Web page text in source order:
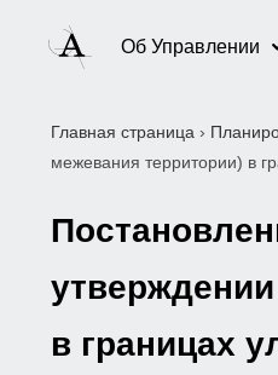
Об Управлении
Главная страница ›
межевания территории) в
в границах